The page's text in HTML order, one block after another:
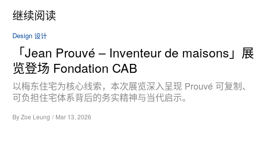
继续阅读
Design 设计
「Jean Prouvé – Inventeur de maisons」展
览登场 Fondation CAB
以梅东住宅为核心线索，本次展览深入呈现 Prouvé 可复制、
可负担住宅体系背后的务实精神与当代启示。
ByZoe Leung / Mar 13, 2026